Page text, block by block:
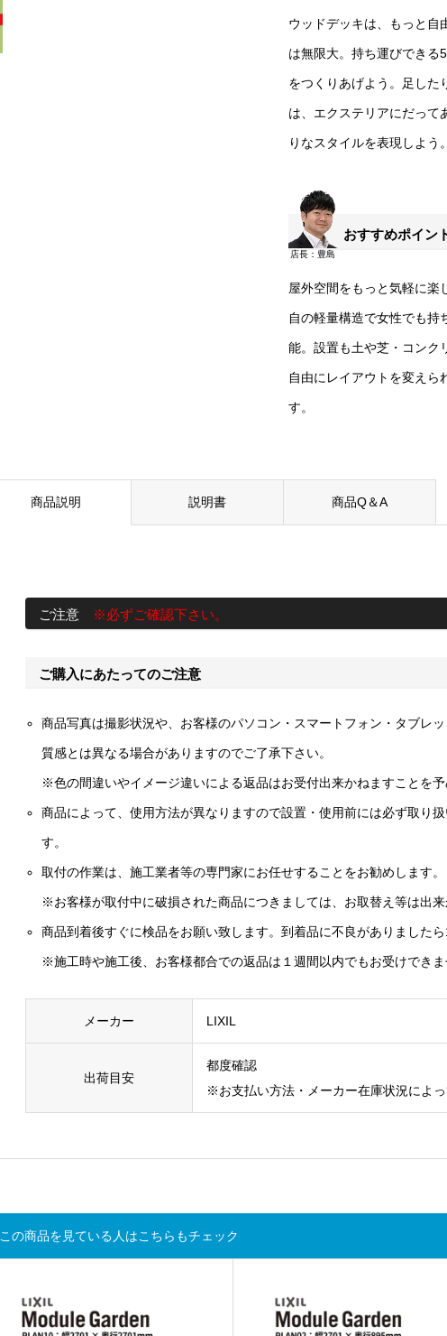
ウッドデッキは、もっと自
は無限大。持ち運びできる
をつくりあげよう。足した
は、エクステリアにだって
りなスタイルを表現しよう。
おすすめポイン
屋外空間をもっと気軽に楽
自の軽量構造で女性でも持
能。設置も土や芝・コンク
自由にレイアウトを変えら
す。
商品説明 説明書 商品Q＆A
ご注意 ※必ずご確認下さい。
ご購入にあたってのご注意
商品写真は撮影状況や、お客様のパソコン・スマートフォン・タブレ
質感とは異なる場合がありますのでご了承下さい。
※色の間違いやイメージ違いによる返品はお受付出来かねますことを予
商品によって、使用方法が異なりますので設置・使用前には必ず取り
す。
取付の作業は、施工業者等の専門家にお任せすることをお勧めします。
※お客様が取付中に破損された商品につきましては、お取替え等は出来
商品到着後すぐに検品をお願い致します。到着品に不良がありました
※施工時や施工後、お客様都合での返品は１週間以内でもお受けできま
メーカー LIXIL
出荷目安
都度確認
※お支払い方法・メーカー在庫状況によっ
の商品を見ている人はこちらもチェック